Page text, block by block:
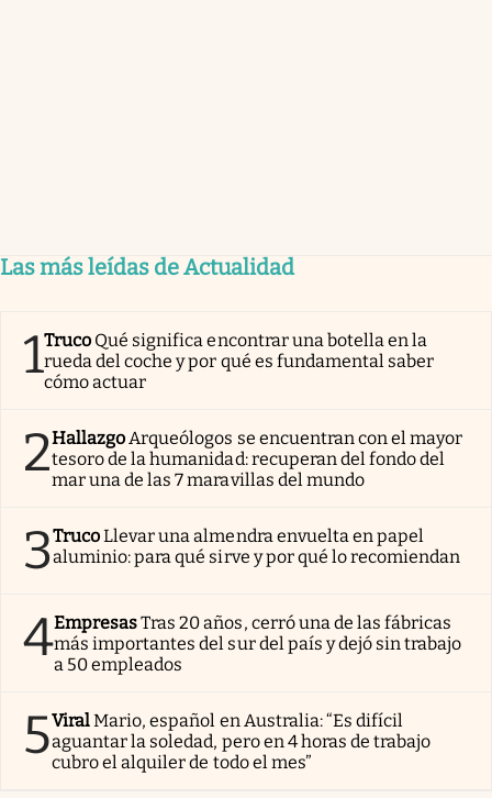
Las más leídas de Actualidad
1Truco Qué significa encontrar una botella en la
rueda del coche y por qué es fundamental saber
cómo actuar
2Hallazgo Arqueólogos se encuentran con el mayor
tesoro de la humanidad: recuperan del fondo del
mar una de las 7 maravillas del mundo
3TrucoLlevar una almendra envuelta en papel
aluminio: para qué sirve y por qué lo recomiendan
4EmpresasTras 20 años, cerró una de las fábricas
más importantes del sur del país y dejó sin trabajo
a 50 empleados
5ViralMario, español en Australia: “Es difícil
aguantar la soledad, pero en 4 horas de trabajo
cubro el alquiler de todo el mes”